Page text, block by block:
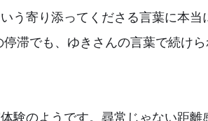
う寄り添ってくださる言葉に本当
滞でも、ゆきさんの言葉で続け
験のようです。尋常じゃない距